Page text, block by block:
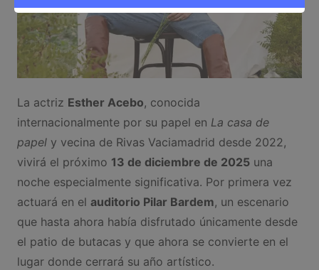
La actriz Esther Acebo, conocida
internacionalmente por su papel en La casa de
papely vecina de Rivas Vaciamadrid desde 2022,
vivirá el próximo 13 de diciembre de 2025una
noche especialmente significativa. Por primera vez
actuará en el auditorio Pilar Bardem, un escenario
que hasta ahora había disfrutado únicamente desde
el patio de butacas y que ahora se convierte en el
lugar donde cerrará su año artístico.